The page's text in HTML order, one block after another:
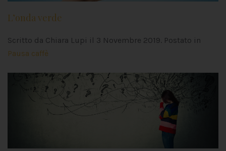
L’onda verde
Scritto da Chiara Lupi il 3 Novembre 2019. Postato in
Pausa caffè